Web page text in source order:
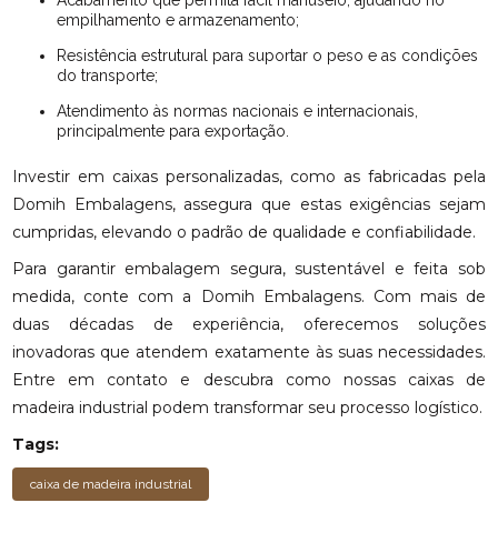
empilhamento e armazenamento;
Resistência estrutural para suportar o peso e as condições
do transporte;
Atendimento às normas nacionais e internacionais,
principalmente para exportação.
Investir em caixas personalizadas, como as fabricadas pela
Domih Embalagens, assegura que estas exigências sejam
cumpridas, elevando o padrão de qualidade e confiabilidade.
Para garantir embalagem segura, sustentável e feita sob
medida, conte com a Domih Embalagens. Com mais de
duas décadas de experiência, oferecemos soluções
inovadoras que atendem exatamente às suas necessidades.
Entre em contato e descubra como nossas caixas de
madeira industrial podem transformar seu processo logístico.
Tags:
caixa de madeira industrial